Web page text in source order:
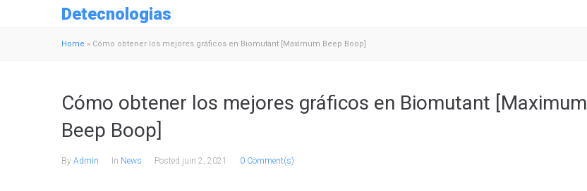
Detecnologias
Home » Cómo obtener los mejores gráficos en Biomutant [Maximum Beep Boop]
Cómo obtener los mejores gráficos en Biomutant [Maximum
Beep Boop]
By Admin In News Posted juin 2, 2021 0 Comment(s)